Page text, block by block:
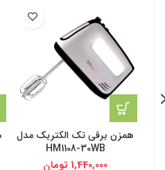
همزن برقی تک الکتریک مدل
HM1108-30WB
1,440,000 تومان